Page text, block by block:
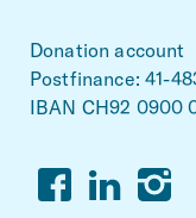
Donation account
Postfinance: 41-
IBAN CH92 0900
FacebookLinkedin